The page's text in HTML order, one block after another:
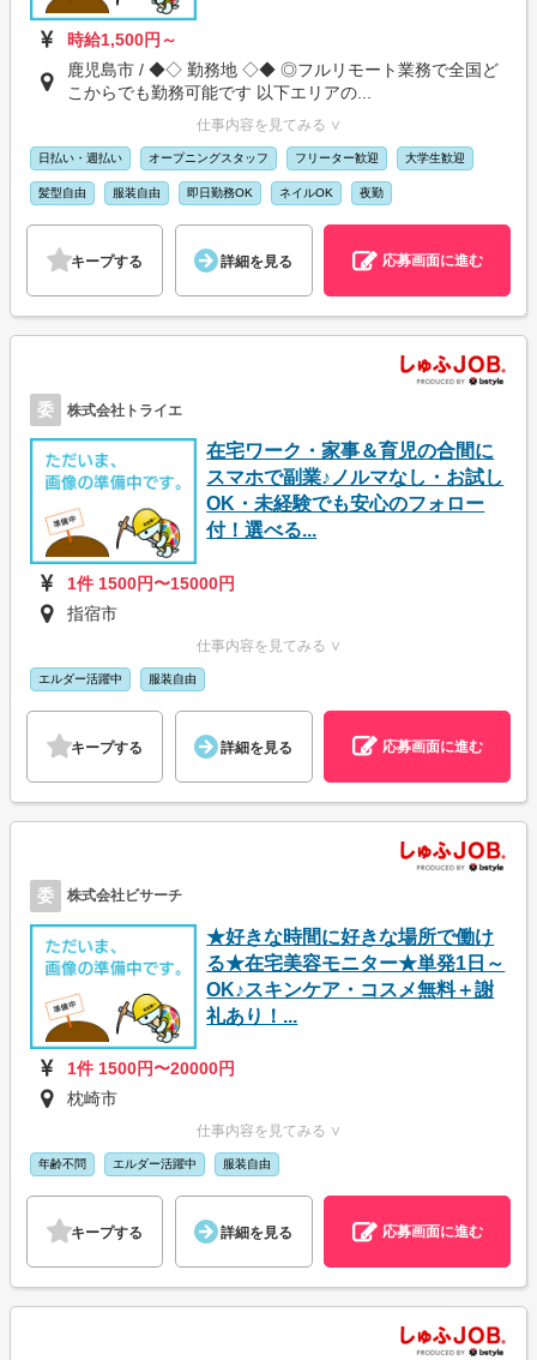
時給1,500円～
鹿児島市 / ◆◇ 勤務地 ◇◆ ◎フルリモート業務で全国ど
こからでも勤務可能です 以下エリアの...
仕事内容を見てみる ∨
日払い・週払い オープニングスタッフ フリーター歓迎 大学生歓迎
髪型自由 服装自由 即日勤務OK ネイルOK 夜勤
キープする 詳細を見る 応募画面に進む
委 株式会社トライエ
在宅ワーク・家事＆育児の合間に
スマホで副業♪ノルマなし・お試し
OK・未経験でも安心のフォロー
付！選べる...
1件 1500円〜15000円
指宿市
仕事内容を見てみる ∨
エルダー活躍中 服装自由
キープする 詳細を見る 応募画面に進む
委 株式会社ビサーチ
★好きな時間に好きな場所で働け
る★在宅美容モニター★単発1日～
OK♪スキンケア・コスメ無料＋謝
礼あり！...
1件 1500円〜20000円
枕崎市
仕事内容を見てみる ∨
年齢不問 エルダー活躍中 服装自由
キープする 詳細を見る 応募画面に進む